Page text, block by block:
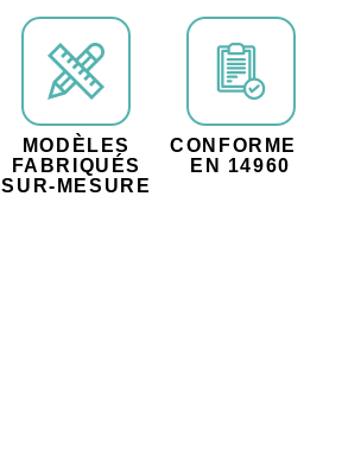
MODÈLES
FABRIQUÉS
SUR-MESURE
CONFORME
EN 14960